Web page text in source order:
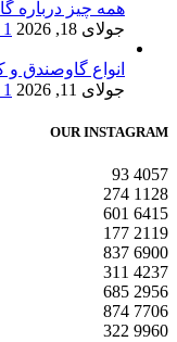
همه چیز درباره
جولای 18, 2026
1 نظر
انواع گاوصندق و
جولای 11, 2026
1 نظر
OUR INSTAGRAM
4057
93
1128
274
6415
601
2119
177
6900
837
4237
311
2956
685
7706
874
9960
322